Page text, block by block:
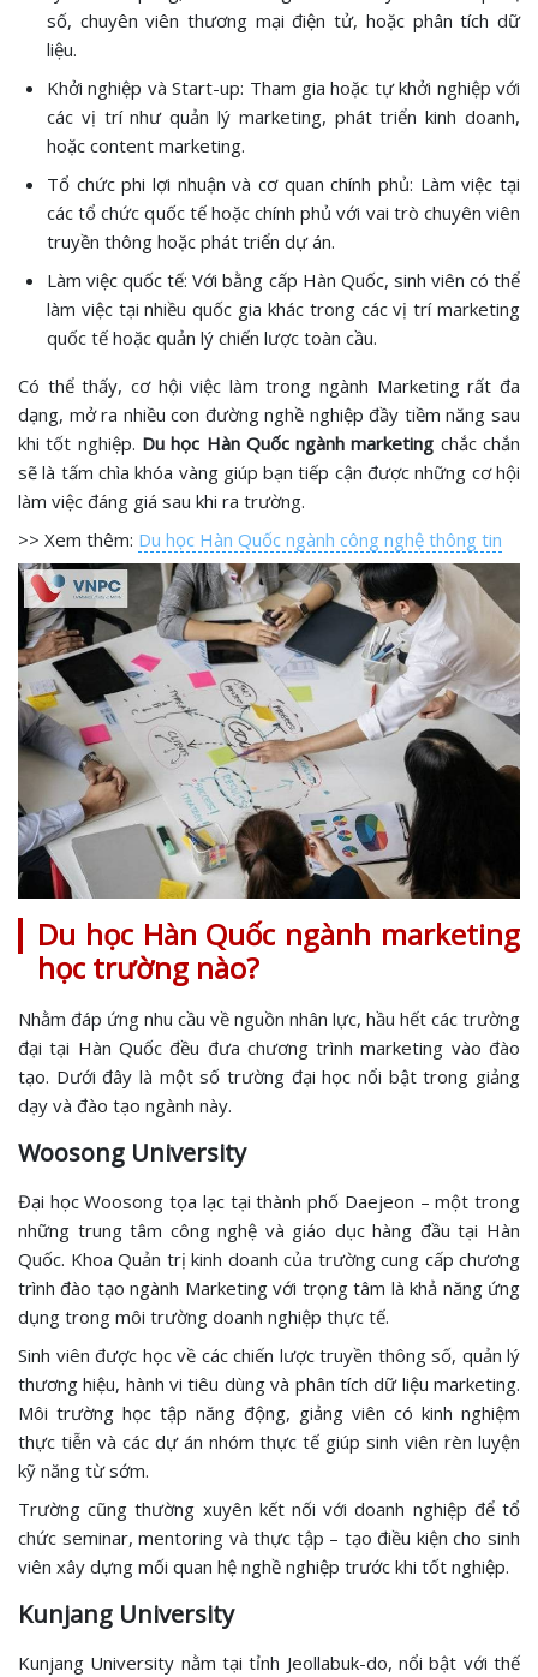
số, chuyên viên thương mại điện tử, hoặc phân tích dữ
liệu.
Khởi nghiệp và Start-up: Tham gia hoặc tự khởi nghiệp với
các vị trí như quản lý marketing, phát triển kinh doanh,
hoặc content marketing.
Tổ chức phi lợi nhuận và cơ quan chính phủ: Làm việc tại
các tổ chức quốc tế hoặc chính phủ với vai trò chuyên viên
truyền thông hoặc phát triển dự án.
Làm việc quốc tế: Với bằng cấp Hàn Quốc, sinh viên có thể
làm việc tại nhiều quốc gia khác trong các vị trí marketing
quốc tế hoặc quản lý chiến lược toàn cầu.
Có thể thấy, cơ hội việc làm trong ngành Marketing rất đa
dạng, mở ra nhiều con đường nghề nghiệp đầy tiềm năng sau
khi tốt nghiệp. Du học Hàn Quốc ngành marketing chắc chắn
sẽ là tấm chìa khóa vàng giúp bạn tiếp cận được những cơ hội
làm việc đáng giá sau khi ra trường.
>> Xem thêm: Du học Hàn Quốc ngành công nghệ thông tin
Du học Hàn Quốc ngành marketing
học trường nào?
Nhằm đáp ứng nhu cầu về nguồn nhân lực, hầu hết các trường
đại tại Hàn Quốc đều đưa chương trình marketing vào đào
tạo. Dưới đây là một số trường đại học nổi bật trong giảng
dạy và đào tạo ngành này.
Woosong University
Đại học Woosong tọa lạc tại thành phố Daejeon – một trong
những trung tâm công nghệ và giáo dục hàng đầu tại Hàn
Quốc. Khoa Quản trị kinh doanh của trường cung cấp chương
trình đào tạo ngành Marketing với trọng tâm là khả năng ứng
dụng trong môi trường doanh nghiệp thực tế.
Sinh viên được học về các chiến lược truyền thông số, quản lý
thương hiệu, hành vi tiêu dùng và phân tích dữ liệu marketing.
Môi trường học tập năng động, giảng viên có kinh nghiệm
thực tiễn và các dự án nhóm thực tế giúp sinh viên rèn luyện
kỹ năng từ sớm.
Trường cũng thường xuyên kết nối với doanh nghiệp để tổ
chức seminar, mentoring và thực tập – tạo điều kiện cho sinh
viên xây dựng mối quan hệ nghề nghiệp trước khi tốt nghiệp.
Kunjang University
Kunjang University nằm tại tỉnh Jeollabuk-do, nổi bật với thế